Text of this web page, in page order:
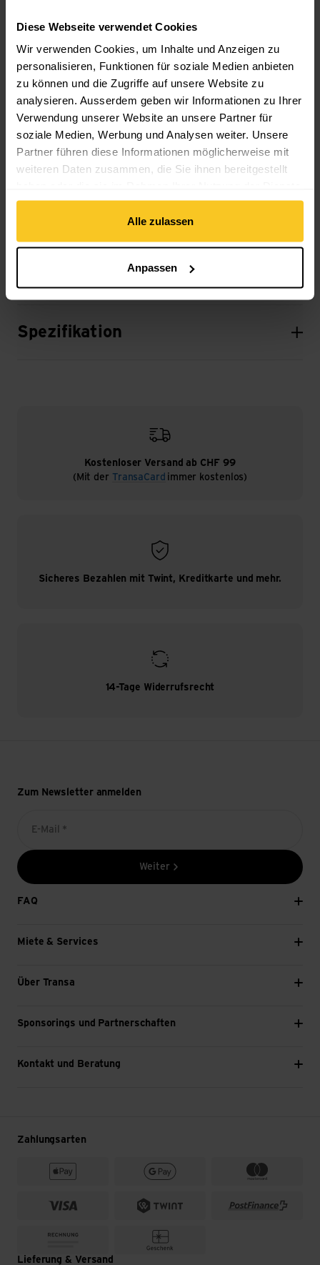
Diese Webseite verwendet Cookies
Wir verwenden Cookies, um Inhalte und Anzeigen zu
personalisieren, Funktionen für soziale Medien anbieten
zu können und die Zugriffe auf unsere Website zu
analysieren. Ausserdem geben wir Informationen zu Ihrer
Verwendung unserer Website an unsere Partner für
soziale Medien, Werbung und Analysen weiter. Unsere
Partner führen diese Informationen möglicherweise mit
weiteren Daten zusammen, die Sie ihnen bereitgestellt
gesammelt haben.
Alle zulassen
Anpassen
Materialeigenschaft
Materialeigenschaft: atmungsaktiv | feuchtigkeitsregulierend
| schnell trocknend | temperaturregulierend |
geruchshemmend | leicht | formstabil | langlebig
Material Zusammensetzung: 88% Polyester (aus Recycling) |
Spezifikation
Kostenloser Versand ab CHF 99
(Mit der TransaCard immer kostenlos)
Sicheres Bezahlen mit Twint, Kreditkarte und mehr.
14-Tage Widerrufsrecht
Zum Newsletter anmelden
E-Mail *
Weiter
FAQ
Miete & Services
Über Transa
Sponsorings und Partnerschaften
Kontakt und Beratung
Zahlungsarten
Lieferung & Versand